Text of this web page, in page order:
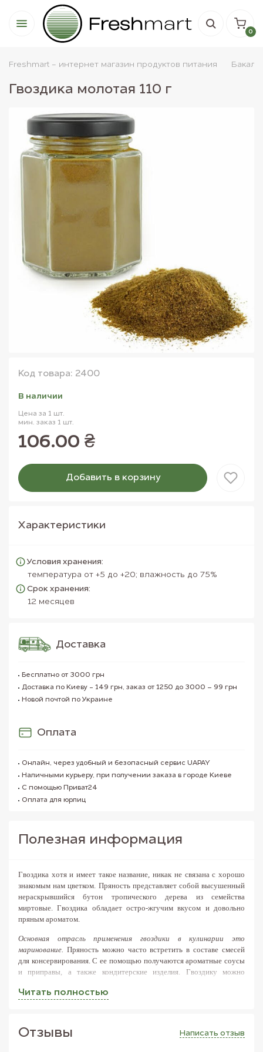
0
Freshmart - интернет магазин продуктов питания
Гвоздика молотая 110 г
Код товара: 2400
В наличии
Цена за 1 шт.
мин. заказ 1 шт.
106.00 ₴
Добавить в корзину
Товар добавлен в корзину
Характеристики
Условия хранения:
температура от +5 до +20; влажность до 75%
Срок хранения:
12 месяцев
Доставка
Бесплатно от 3000 грн
Доставка по Киеву - 149 грн, заказ от 1250 до 3000 – 99 грн
Новой почтой по Украине
Оплата
Онлайн, через удобный и безопасный сервис UAPAY
Наличными курьеру, при получении заказа в городе Киеве
С помощью Приват24
Оплата для юрлиц
Полезная информация
Читать полностью
Гвоздика хотя и имеет такое название, никак не связана с хорошо
знакомым нам цветком. Пряность представляет собой высушенный
нераскрывшийся бутон тропического дерева из семейства
миртовые. Гвоздика обладает остро-жгучим вкусом и довольно
пряным ароматом.
Основная отрасль применения гвоздики в кулинарии это
маринование. Пряность можно часто встретить в составе смесей
для консервирования. С ее помощью получаются ароматные соусы
и приправы, а также кондитерские изделия. Гвоздику можно
мясных, грибных, фруктово-ягодных, реже – рыбных.
составе сильных эфирных масел.
Осторожно стоит сочетать
Отзывы Написать отзыв